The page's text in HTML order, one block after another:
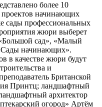
более 10
проектов начинающих
сады профессиональных
жюри выберет
сад», «Малый
начинающих».
в качестве жюри будут
и
Британской
Принтц; ландшафтный
архитектор
огород» Артём